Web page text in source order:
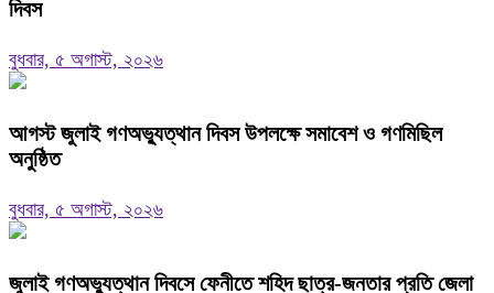
দিবস
বুধবার, ৫ অগাস্ট, ২০২৬
আগস্ট জুলাই গণঅভ্যুত্থান দিবস উপলক্ষে সমাবেশ ও গণমিছিল
অনুষ্ঠিত
বুধবার, ৫ অগাস্ট, ২০২৬
জুলাই গণঅভ্যুত্থান দিবসে ফেনীতে শহিদ ছাত্র-জনতার প্রতি জেলা